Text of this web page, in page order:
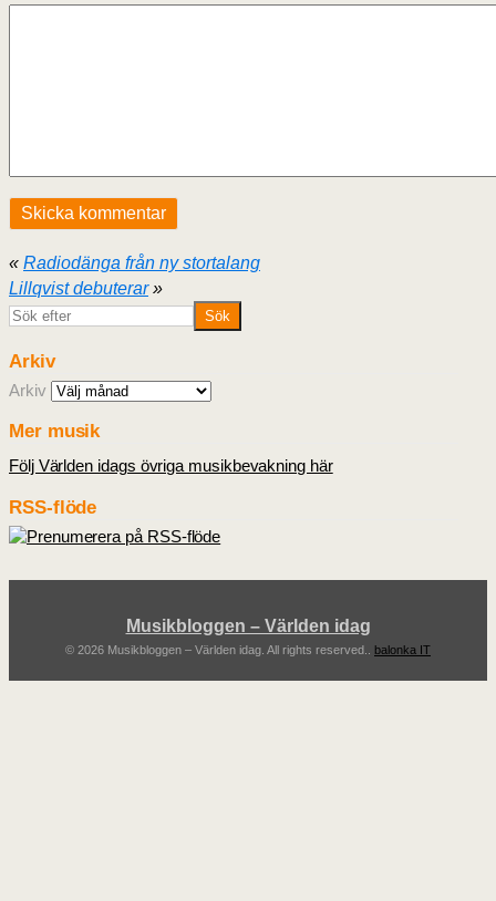
« Radiodänga från ny stortalang
Lillqvist debuterar»
Arkiv
Arkiv
Mer musik
Följ Världen idags övriga musikbevakning här
RSS-flöde
Musikbloggen – Världen idag
© 2026 Musikbloggen – Världen idag. All rights reserved.. balonka IT